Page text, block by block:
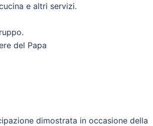
e altri servizi.
del Papa
dimostrata in occasione della